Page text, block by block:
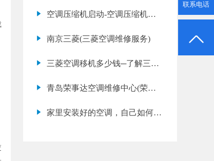
空调压缩机启动-空调压缩机工
南京三菱(三菱空调维修服务)
三菱空调移机多少钱─了解三菱
青岛荣事达空调维修中心(荣事
家里安装好的空调，自己如何拆
联系电话